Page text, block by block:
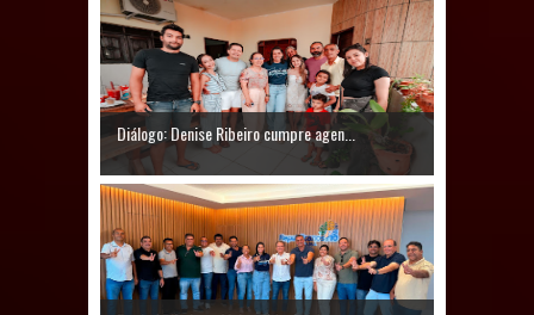
Diretório Nacional do PDT durante
Convenção em Brasília
Dois Gigantes da Poesia Paraibana
inspiram a IV FEIRA LITERÁRIA DO
BREJO em Guarabira
Vereador Davyd Matias reúne cerca
Diálogo: Denise Ribeiro cumpre agen...